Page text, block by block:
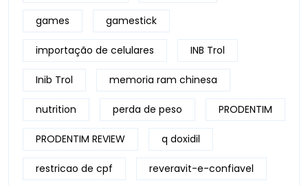
games gamestick
importação de celulares INB Trol
Inib Trol memoria ram chinesa
nutrition perda de peso PRODENTIM
PRODENTIM REVIEW q doxidil
restricao de cpf reveravit-e-confiavel